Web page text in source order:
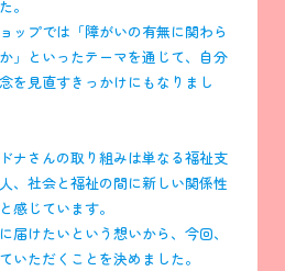
。
ップでは「障がいの有無に関わら
」といったテーマを通じて、自分
を見直すきっかけにもなりまし
ナさんの取り組みは単なる福祉支
、社会と福祉の間に新しい関係性
感じています。
届けたいという想いから、今回、
いただくことを決めました。